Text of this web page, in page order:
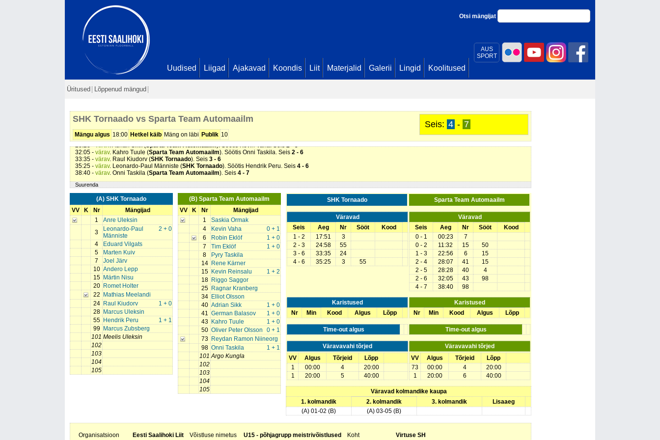
AUS
SPORT
Otsi mängijat
Uudised Liigad Ajakavad Koondis Liit Materjalid Galerii Lingid Koolitused
Üritused Lõppenud mängud
Seis: 4 - 7
SHK Tornaado vs Sparta Team Automaailm
Mängu algus 18:00 Hetkel käib Mäng on läbi Publik 10
11:32 -värav. Kevin Reinsalu (Sparta Team Automaailm). Söötis Oliver Peter Olsson. Seis0 - 2
17:51 -värav. Leonardo-Paul Männiste (SHK Tornaado). Seis1 - 2
Sparta Team Automaailm
24:58 -värav. Hendrik Peru (SHK Tornaado). Seis2 - 3
28:07 -värav. German Balasov (Sparta Team Automaailm
28:28 -värav. Adrian Sikk (Sparta Team Automaailm). Söötis Kevin Vaha. Seis2 - 5
32:05 - värav. Kahro Tuule (Sparta Team Automaailm). Söötis Onni Taskila. Seis 2 - 6
33:35 - värav. Raul Kiudorv (SHK Tornaado). Seis 3 - 6
35:25 - värav. Leonardo-Paul Männiste (SHK Tornaado). Söötis Hendrik Peru. Seis 4 - 6
38:40 - värav. Onni Taskila (Sparta Team Automaailm). Seis 4 - 7
Suurenda
(A) SHK Tornaado
VV
K Nr
Mängijad
1
Anre Uleksin
3
2 + 0
Leonardo-Paul
Männiste
4
Eduard Vilgats
5
Marten Kuiv
7
Joel Järv
10 Andero Lepp
15
Märtin Nisu
20
Romet Holter
22
Mathias Meelandi
24
1 + 0
Raul Kiudorv
28
Marcus Uleksin
55
1 + 1
Hendrik Peru
99
Marcus Zubsberg
101 Meelis Uleksin
102
103
104
105
(B) Sparta Team Automaailm
VV
K Nr
Mängijad
1
Saskia Ormak
4
0 + 1
Kevin Vaha
6
1 + 0
Robin Eklöf
7
1 + 0
Tim Eklöf
8
Pyry Taskila
14
Rene Kärner
15
1 + 2
Kevin Reinsalu
18
Riggo Saggor
25
Ragnar Kranberg
34
Elliot Olsson
40
1 + 0
Adrian Sikk
41
1 + 0
German Balasov
43
1 + 0
Kahro Tuule
50
0 + 1
Oliver Peter Olsson
73
Reydan Ramon Niineorg
98
1 + 1
Onni Taskila
101 Argo Kungla
102
103
104
105
SHK Tornaado Sparta Team Automaailm
Väravad
Seis
Aeg Nr Sööt
Kood
1 - 2
17:51
3
2 - 3
24:58
55
3 - 6
33:35
24
4 - 6
35:25 3 55
Väravad
Seis
Aeg Nr Sööt
Kood
0 - 1
00:23
7
0 - 2
11:32 15
50
1 - 3
22:56 6
15
2 - 4
28:07 41
15
2 - 5
28:28 40
4
2 - 6
32:05 43
98
4 - 7
38:40 98
Karistused
Nr
Min Kood Algus Lõpp
Karistused
Nr
Min Kood Algus Lõpp
Time-out algus Time-out algus
Väravavahi tõrjed
Väravavahi tõrjed
VV
Algus Tõrjeid
Lõpp
1
00:00 4
20:00
1
20:00 5 40:00
VV Algus Tõrjeid
Lõpp
73
00:00 4
20:00
1
20:00 6 40:00
Väravad kolmandike kaupa
1. kolmandik
2. kolmandik 3. kolmandik
Lisaaeg
(A) 01-02 (B)
(A) 03-05 (B)
Organisatsioon Eesti Saalihoki Liit Võistluse nimetus U15 - põhjagrupp meistrivõistlused Koht Virtuse SH